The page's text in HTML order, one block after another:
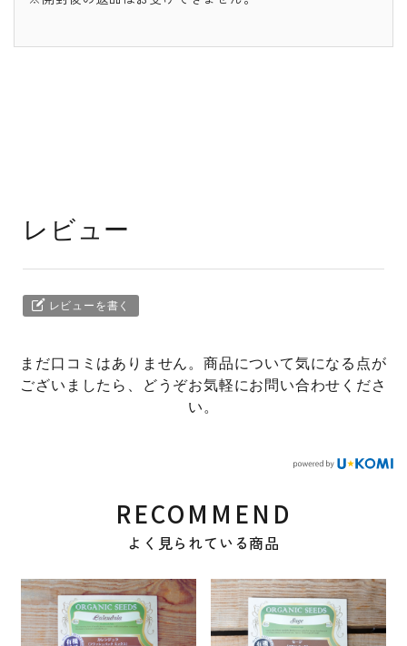
レビュー
レビューを書く
まだ口コミはありません。商品について気になる点が
ございましたら、どうぞお気軽にお問い合わせくださ
い。
RECOMMEND
よく見られている商品